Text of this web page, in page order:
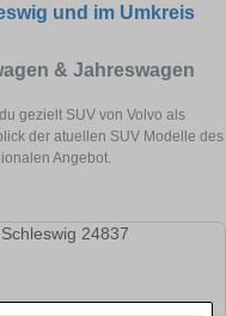
und im Umkreis
& Jahreswagen
gezielt SUV von Volvo als
der atuellen SUV Modelle des
Angebot.